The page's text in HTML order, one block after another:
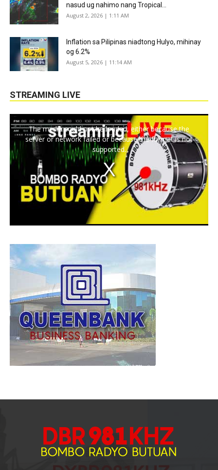
nasud ug nahimo nang Tropical...
August 2, 2026 | 1:11 AM
Inflation sa Pilipinas niadtong Hulyo, mihinay
og 6.2%
August 5, 2026 | 11:14 AM
STREAMING LIVE
The media could not be loaded, either because the
server or network failed or because the format is not
supported.